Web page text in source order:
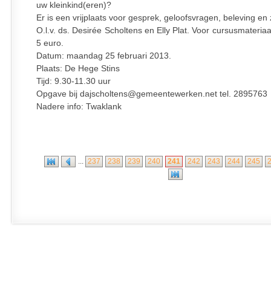
uw kleinkind(eren)?
Er is een vrijplaats voor gesprek, geloofsvragen, beleving en
O.l.v. ds. Desirée Scholtens en Elly Plat. Voor
5 euro.
Datum: maandag 25 februari 2013.
Plaats: De Hege Stins
Tijd: 9.30-11.30 uur
Opgave bij dajscholtens@gemeentewerken.net tel. 2895763
Nadere info: Twaklank
... 237 238 239 240 241 242 243 244 245